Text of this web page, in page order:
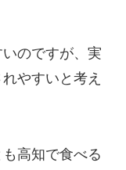
のですが、実
やすいと考え
高知で食べる